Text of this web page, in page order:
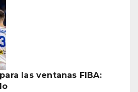
las ventanas FIBA: